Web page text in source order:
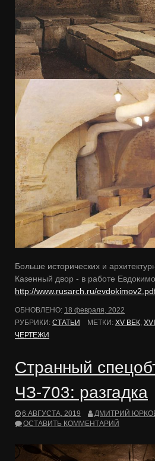
Больше исторических и
Казенный двор - в работе
http://www.rusarch.ru/
ОБНОВЛЕНО: 18 февраля, 2022
РУБРИКИ: СТАТЬИ МЕТКИ: XV ВЕК,
ЧЕРТЕЖИ
Странный
ЧЗ-703: разгадка
6 АВГУСТА, 2019
ДМИТРИЙ
ОСТАВИТЬ КОММЕНТАРИЙ